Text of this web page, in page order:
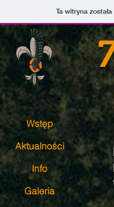
Ta witryna
Wstęp
Aktualności
Info
Galeria